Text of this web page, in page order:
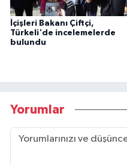
İçişleri Bakanı Çiftçi,
Türkeli'de incelemelerde
bulundu
Yorumlar